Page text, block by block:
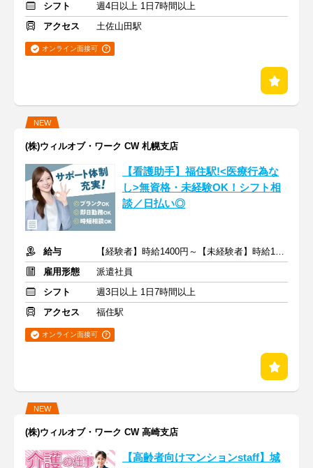
シフト
週4日以上 1日7時間以上
アクセス
土佐山田駅
オンライン面接可
NEW
(株)ウィルオブ・ワーク CW 札幌支店
【看護助手】福住駅!<医療行為な
し>無資格・未経験OK！シフト相
談／日払い◎
給与
【経験者】時給1400円～【未経験者】時給1300円～ ＋交通費
雇用形態
派遣社員
シフト
週3日以上 1日7時間以上
アクセス
福住駅
オンライン面接可
NEW
(株)ウィルオブ・ワーク CW 高崎支店
【高齢者向けマンションstaff】城